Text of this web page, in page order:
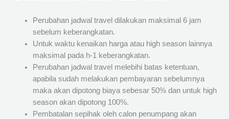
Perubahan jadwal travel dilakukan maksimal 6 jam
sebelum keberangkatan.
Untuk waktu kenaikan harga atau high season lainnya
maksimal pada h-1 keberangkatan.
Perubahan jadwal travel melebihi batas ketentuan,
apabila sudah melakukan pembayaran sebelumnya
maka akan dipotong biaya sebesar 50% dan untuk high
season akan dipotong 100%.
Pembatalan sepihak oleh calon penumpang akan